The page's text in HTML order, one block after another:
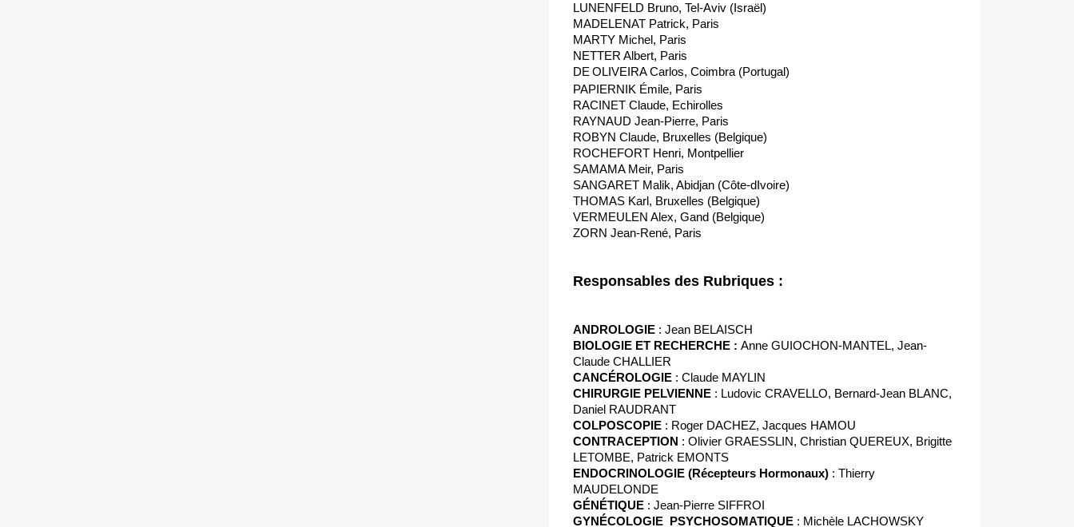
LUNENFELD Bruno, Tel-Aviv (Israël)
MADELENAT Patrick, Paris
MARTY Michel, Paris
NETTER Albert, Paris
DE OLIVEIRA Carlos, Coimbra (Portugal)
PAPIERNIK Émile, Paris
RACINET Claude, Echirolles
RAYNAUD Jean-Pierre, Paris
ROBYN Claude, Bruxelles (Belgique)
ROCHEFORT Henri, Montpellier
SAMAMA Meir, Paris
SANGARET Malik, Abidjan (Côte-dIvoire)
THOMAS Karl, Bruxelles (Belgique)
VERMEULEN Alex, Gand (Belgique)
ZORN Jean-René, Paris
Responsables des Rubriques :
ANDROLOGIE : Jean BELAISCH
BIOLOGIE ET RECHERCHE : Anne GUIOCHON-MANTEL, Jean-
Claude CHALLIER
CANCÉROLOGIE : Claude MAYLIN
CHIRURGIE PELVIENNE : Ludovic CRAVELLO, Bernard-Jean BLANC,
Daniel RAUDRANT
COLPOSCOPIE : Roger DACHEZ, Jacques HAMOU
CONTRACEPTION : Olivier GRAESSLIN, Christian QUEREUX, Brigitte
LETOMBE, Patrick EMONTS
ENDOCRINOLOGIE (Récepteurs Hormonaux) : Thierry
MAUDELONDE
GÉNÉTIQUE : Jean-Pierre SIFFROI
GYNÉCOLOGIE PSYCHOSOMATIQUE : Michèle LACHOWSKY